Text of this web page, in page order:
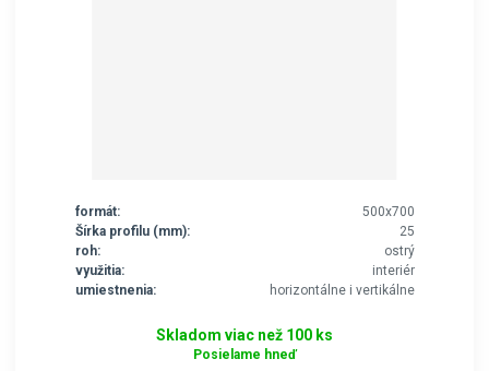
formát:
500x700
Šírka profilu (mm):
25
roh:
ostrý
využitia:
interiér
umiestnenia:
horizontálne i vertikálne
Skladom viac než 100 ks
Posielame hneď